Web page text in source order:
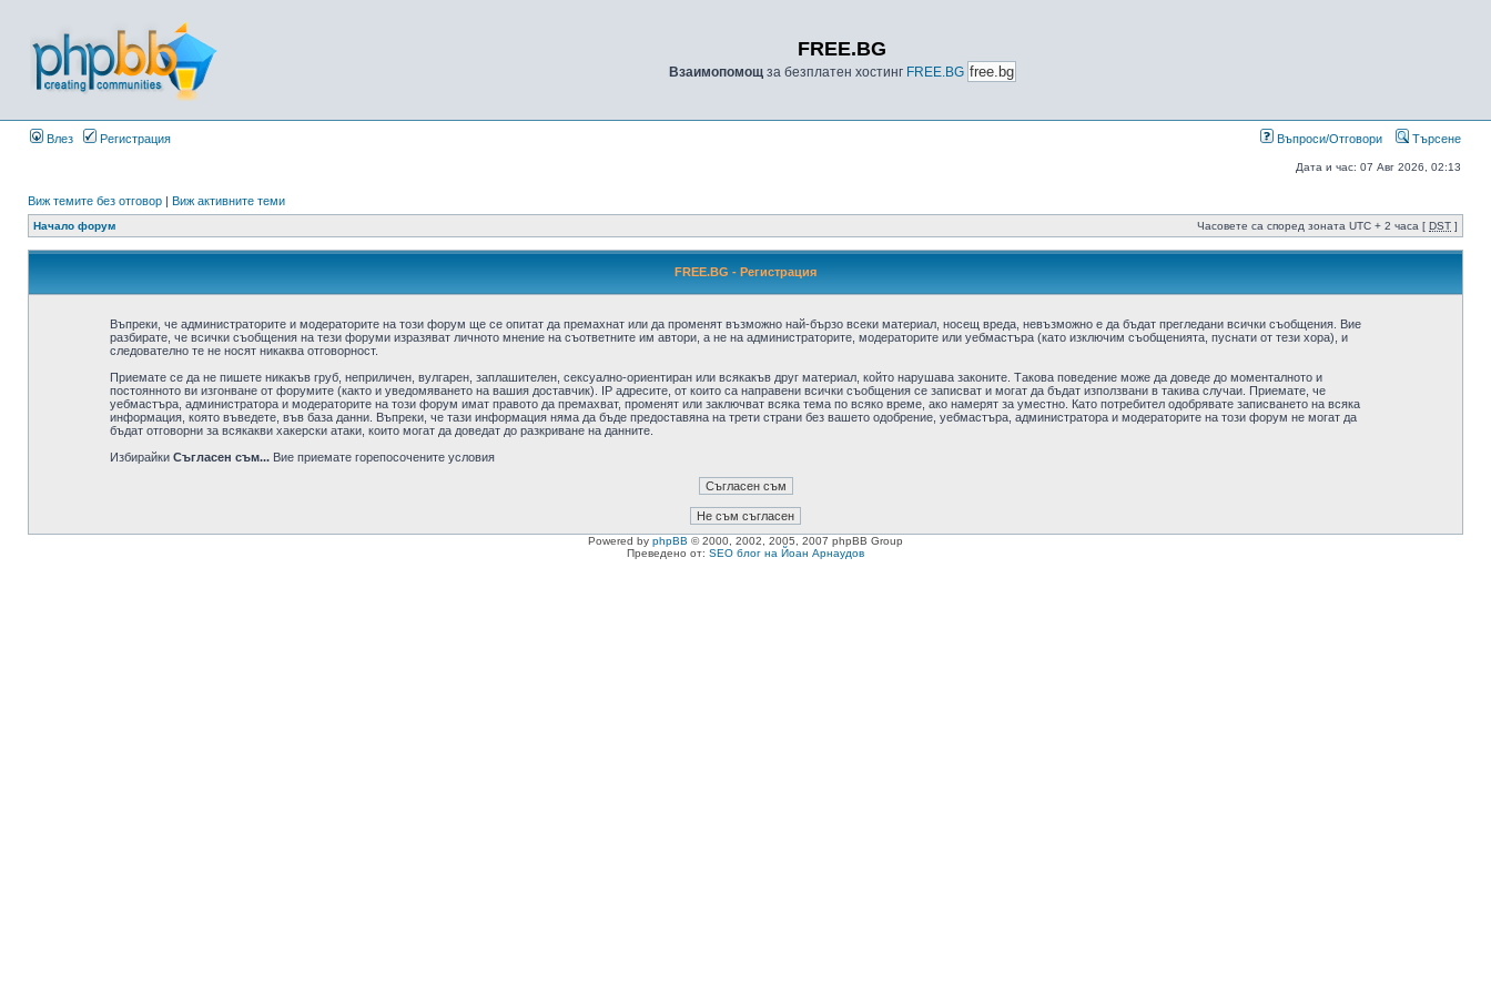
FREE.BG
Взаимопомощза безплатен хостинг FREE.BG
Влез Регистрация Въпроси/Отговори Търсене
Дата и час: 07 Авг 2026, 02:13
Виж темите без отговор | Виж активните теми
Начало форум Часовете са според зоната UTC + 2 часа [ DST ]
FREE.BG - Регистрация
Въпреки, че администраторите и модераторите на този форум ще се опитат да премахнат или да променят възможно най-бързо всеки материал, носещ вреда, невъзможно е да бъдат прегледани всички съобщения. Вие
разбирате, че всички съобщения на тези форуми изразяват личното мнение на съответните им автори, а не на администраторите, модераторите или уебмастъра (като изключим съобщенията, пуснати от тези хора), и
следователно те не носят никаква отговорност.
Приемате се да не пишете никакъв груб, неприличен, вулгарен, заплашителен, сексуално-ориентиран или всякакъв друг материал, който нарушава законите. Такова поведение може да доведе до моменталното и
постоянното ви изгонване от форумите (както и уведомяването на вашия доставчик). IP адресите, от които са направени всички съобщения се записват и могат да бъдат използвани в такива случаи. Приемате, че
уебмастъра, администратора и модераторите на този форум имат правото да премахват, променят или заключват всяка тема по всяко време, ако намерят за уместно. Като потребител одобрявате записването на всяка
информация, която въведете, във база данни. Въпреки, че тази информация няма да бъде предоставяна на трети страни без вашето одобрение, уебмастъра, администратора и модераторите на този форум не могат да
бъдат отговорни за всякакви хакерски атаки, които могат да доведат до разкриване на данните.
Избирайки Съгласен съм...Вие приемате горепосочените условия
Powered by phpBB © 2000, 2002, 2005, 2007 phpBB Group
Преведено от: SEO блог на Йоан Арнаудов